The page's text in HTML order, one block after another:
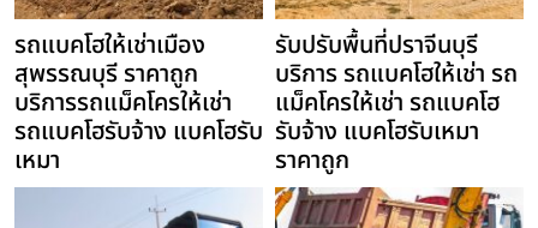
รถแบคโฮให้เช่าเมือง
สุพรรณบุรี ราคาถูก
บริการรถแม็คโครให้เช่า
รถแบคโฮรับจ้าง แบคโฮรับ
เหมา
รับปรับพื้นที่ปราจีนบุรี
บริการ รถแบคโฮให้เช่า รถ
แม็คโครให้เช่า รถแบคโฮ
รับจ้าง แบคโฮรับเหมา
ราคาถูก